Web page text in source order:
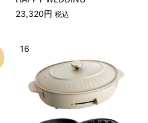
23,320円税込
16